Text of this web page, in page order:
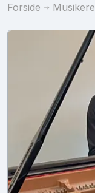
Forside Musikere